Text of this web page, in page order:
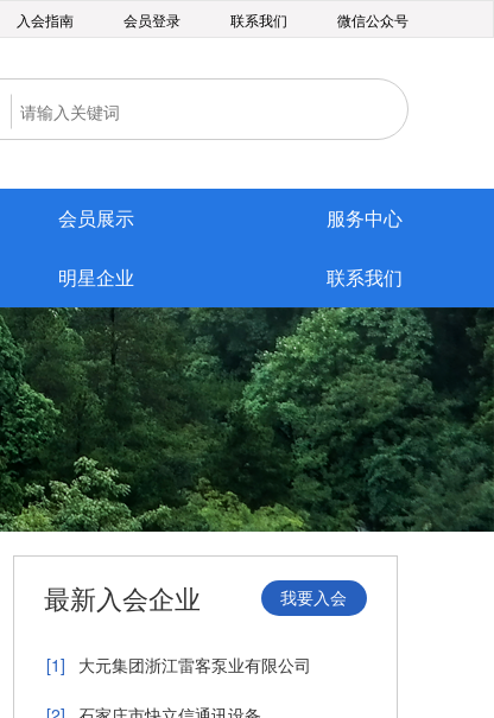
入会指南 会员登录 联系我们 微信公众号
会员展示 服务中心
明星企业 联系我们
最新入会企业 我要入会
[1] 大元集团浙江雷客泵业有限公司